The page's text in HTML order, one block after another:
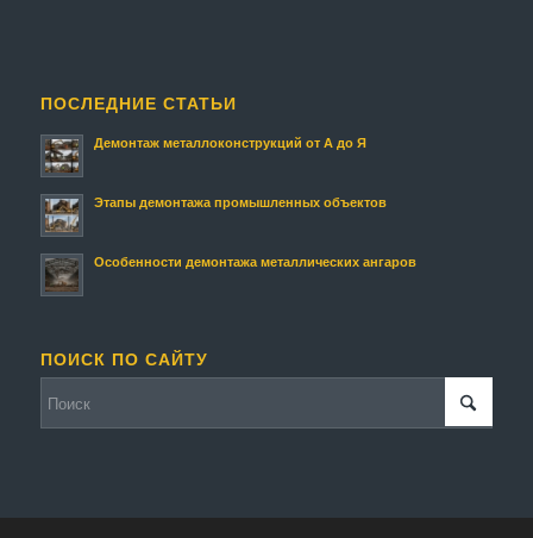
ПОСЛЕДНИЕ СТАТЬИ
Демонтаж металлоконструкций от А до Я
Этапы демонтажа промышленных объектов
Особенности демонтажа металлических ангаров
ПОИСК ПО САЙТУ